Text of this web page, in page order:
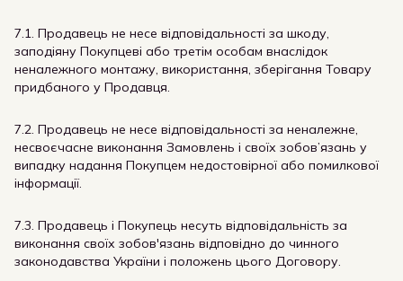
7.1. Продавець не несе відповідальності за шкоду,
заподіяну Покупцеві або третім особам внаслідок
неналежного монтажу, використання, зберігання Товару
придбаного у Продавця.
7.2. Продавець не несе відповідальності за неналежне,
несвоєчасне виконання Замовлень і своїх зобов’язань у
випадку надання Покупцем недостовірної або помилкової
інформації.
7.3. Продавець і Покупець несуть відповідальність за
виконання своїх зобов'язань відповідно до чинного
законодавства України і положень цього Договору.